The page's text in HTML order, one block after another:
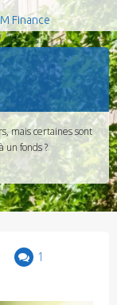
Finance
mais certaines sont
un fonds ?
1